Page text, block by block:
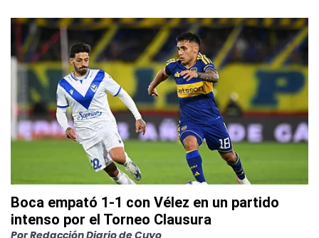
Boca empató 1-1 con Vélez en un partido
intenso por el Torneo Clausura